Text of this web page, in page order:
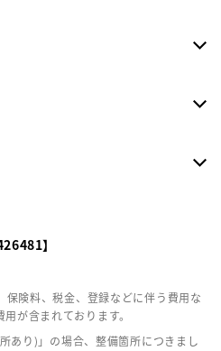
】
険料、税金、登録などに伴う費用な
が含まれております。
あり)」の場合、整備箇所につきまし